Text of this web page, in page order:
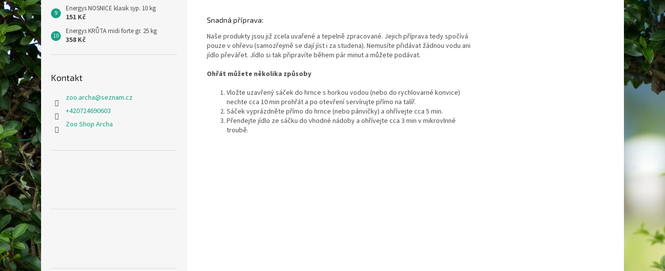
Energys NOSNICE klasik syp. 10 kg
151 Kč
Energys KRŮTA midi forte gr. 25 kg
358 Kč
Kontakt
zoo.archa@seznam.cz
+420724690603
Zoo Shop Archa
Snadná příprava:
Naše produkty jsou již zcela uvařené a tepelně zpracované. Jejich příprava tedy spočívá
pouze v ohřevu (samozřejmě se dají jíst i za studena). Nemusíte přidávat žádnou vodu ani
jídlo převářet. Jídlo si tak připravíte během pár minut a můžete podávat.
Ohřát můžete několika způsoby
Vložte uzavřený sáček do hrnce s horkou vodou (nebo do rychlovarné konvice)
nechte cca 10 min prohřát a po otevření servírujte přímo na talíř.
Sáček vyprázdněte přímo do hrnce (nebo pánvičky) a ohřívejte cca 5 min.
Přendejte jídlo ze sáčku do vhodné nádoby a ohřívejte cca 3 min v mikrovlnné
troubě.